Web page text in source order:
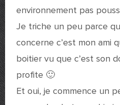
environnement pas
Je triche un peu parce
concerne c’est mon ami
boitier vu que c’est son
profite 🙂
Et oui, je commence un